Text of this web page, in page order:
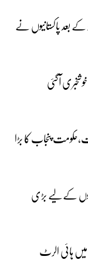
بعد پاکستانیوں نے
آگئی
پنجاب کا بڑا
کے لیے بڑی
ہائی الرٹ